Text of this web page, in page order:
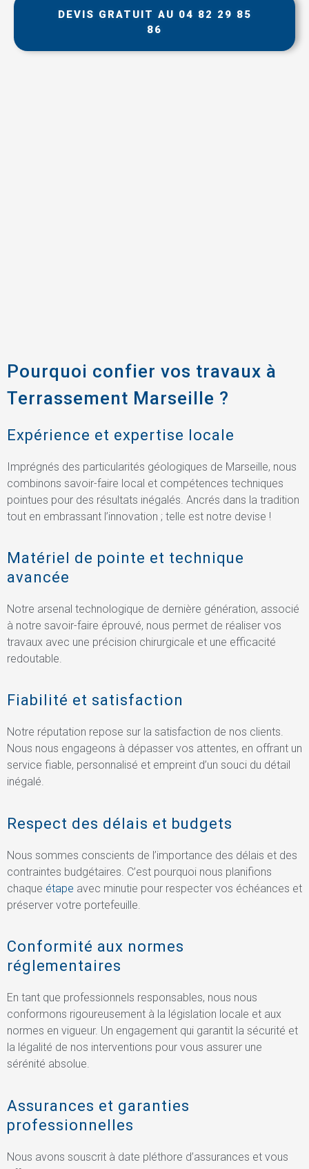
DEVIS GRATUIT AU 04 82 29 85
86
Pourquoi confier vos travaux à
Terrassement Marseille ?
Expérience et expertise locale
Imprégnés des particularités géologiques de Marseille, nous
combinons savoir-faire local et compétences techniques
pointues pour des résultats inégalés. Ancrés dans la tradition
tout en embrassant l’innovation ; telle est notre devise !
Matériel de pointe et technique
avancée
Notre arsenal technologique de dernière génération, associé
à notre savoir-faire éprouvé, nous permet de réaliser vos
travaux avec une précision chirurgicale et une efficacité
redoutable.
Fiabilité et satisfaction
Notre réputation repose sur la satisfaction de nos clients.
Nous nous engageons à dépasser vos attentes, en offrant un
service fiable, personnalisé et empreint d’un souci du détail
inégalé.
Respect des délais et budgets
Nous sommes conscients de l’importance des délais et des
contraintes budgétaires. C’est pourquoi nous planifions
chaque étape avec minutie pour respecter vos échéances et
préserver votre portefeuille.
Conformité aux normes
réglementaires
En tant que professionnels responsables, nous nous
conformons rigoureusement à la législation locale et aux
normes en vigueur. Un engagement qui garantit la sécurité et
la légalité de nos interventions pour vous assurer une
sérénité absolue.
Assurances et garanties
professionnelles
Nous avons souscrit à date pléthore d’assurances et vous